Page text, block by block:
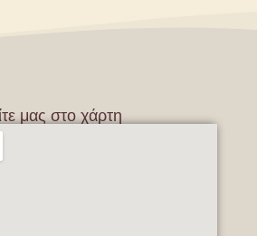
μας στο χάρτη